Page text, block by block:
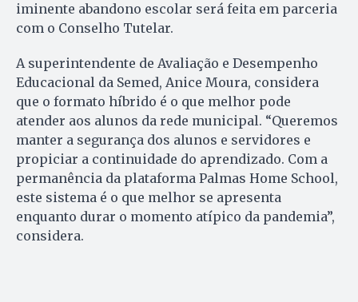
iminente abandono escolar será feita em parceria
com o Conselho Tutelar.
A superintendente de Avaliação e Desempenho
Educacional da Semed, Anice Moura, considera
que o formato híbrido é o que melhor pode
atender aos alunos da rede municipal. “Queremos
manter a segurança dos alunos e servidores e
propiciar a continuidade do aprendizado. Com a
permanência da plataforma Palmas Home School,
este sistema é o que melhor se apresenta
enquanto durar o momento atípico da pandemia”,
considera.